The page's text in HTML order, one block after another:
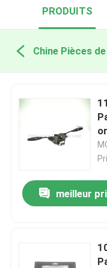
PRODUITS
Chine Pièces
meilleur